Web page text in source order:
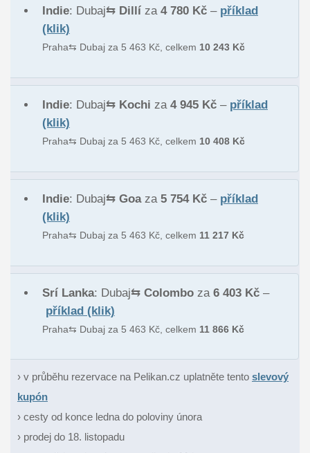
Indie: Dubaj⇆ Dillíza 4 780 Kč– příklad
(klik)
Praha⇆ Dubaj za 5 463 Kč, celkem 10 243 Kč
Indie: Dubaj⇆ Kochi za 4 945 Kč– příklad
(klik)
Praha⇆ Dubaj za 5 463 Kč, celkem 10 408 Kč
Indie: Dubaj⇆ Goaza 5 754 Kč– příklad
(klik)
Praha⇆ Dubaj za 5 463 Kč, celkem 11 217 Kč
Srí Lanka: Dubaj⇆ Colomboza 6 403 Kč–
příklad (klik)
Praha⇆ Dubaj za 5 463 Kč, celkem 11 866 Kč
› v průběhu rezervace na Pelikan.cz uplatněte tento slevový
kupón
› cesty od konce ledna do poloviny února
› prodej do 18. listopadu